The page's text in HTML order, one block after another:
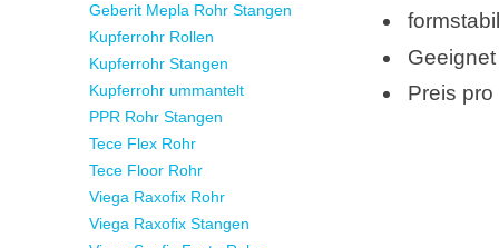
Preis
Geberit Mepla Rohr Stangen
Kupferrohr Rollen
Kupferrohr Stangen
Kupferrohr ummantelt
PPR Rohr Stangen
Tece Flex Rohr
Tece Floor Rohr
Viega Raxofix Rohr
Viega Raxofix Stangen